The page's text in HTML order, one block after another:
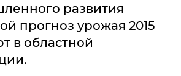
развития
прогноз урожая 2015
в областной